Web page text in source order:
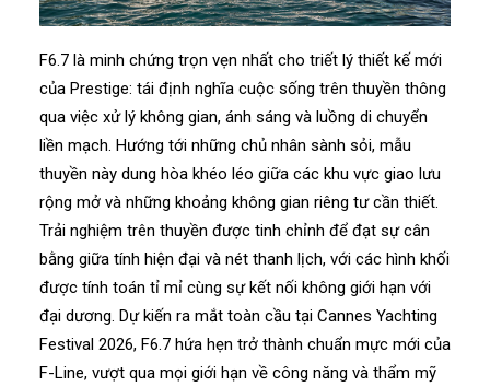
F6.7 là minh chứng trọn vẹn nhất cho triết lý thiết kế mới
của Prestige: tái định nghĩa cuộc sống trên thuyền thông
qua việc xử lý không gian, ánh sáng và luồng di chuyển
liền mạch. Hướng tới những chủ nhân sành sỏi, mẫu
thuyền này dung hòa khéo léo giữa các khu vực giao lưu
rộng mở và những khoảng không gian riêng tư cần thiết.
Trải nghiệm trên thuyền được tinh chỉnh để đạt sự cân
bằng giữa tính hiện đại và nét thanh lịch, với các hình khối
được tính toán tỉ mỉ cùng sự kết nối không giới hạn với
đại dương. Dự kiến ra mắt toàn cầu tại Cannes Yachting
Festival 2026, F6.7 hứa hẹn trở thành chuẩn mực mới của
F-Line, vượt qua mọi giới hạn về công năng và thẩm mỹ